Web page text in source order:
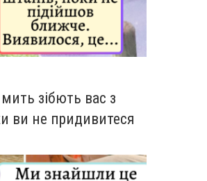
зiбють вас з
ви не придивитеся